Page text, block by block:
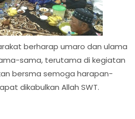
berharap umaro dan ulama
sama, terutama di kegiatan
bersma semoga harapan-
dikabulkan Allah SWT.